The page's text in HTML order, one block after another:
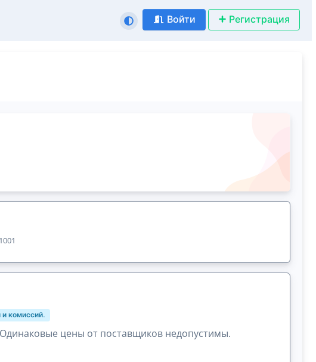
Войти Регистрация
комиссий.
цены от поставщиков недопустимы.